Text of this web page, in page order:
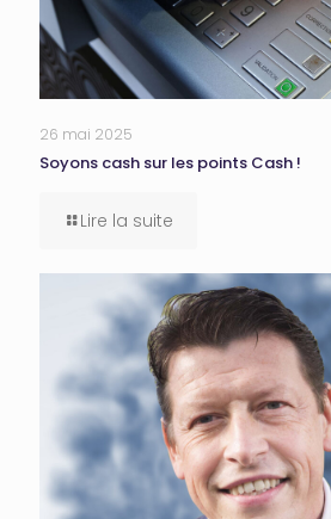
26 mai 2025
Soyons cash sur les points Cash !
Lire la suite